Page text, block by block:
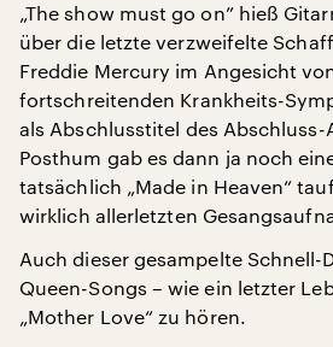
„The show must go on” hieß
über die letzte verzweifelte
Freddie Mercury im Angesicht
fortschreitenden Krankheits-
als Abschlusstitel des
Posthum gab es dann ja noch
tatsächlich „Made in Heaven“
wirklich allerletzten
Auch dieser gesampelte
Queen-Songs – wie ein letzter
„Mother Love“ zu hören.